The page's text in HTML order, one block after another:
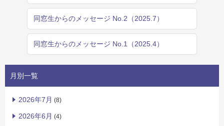
同窓生からのメッセージ No.2（2025.7）
同窓生からのメッセージ No.1（2025.4）
月別一覧
2026年7月 (8)
2026年6月 (4)